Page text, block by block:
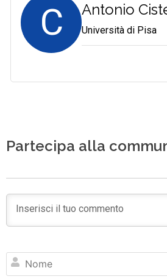
C Antonio
Università di Pisa
Partecipa alla